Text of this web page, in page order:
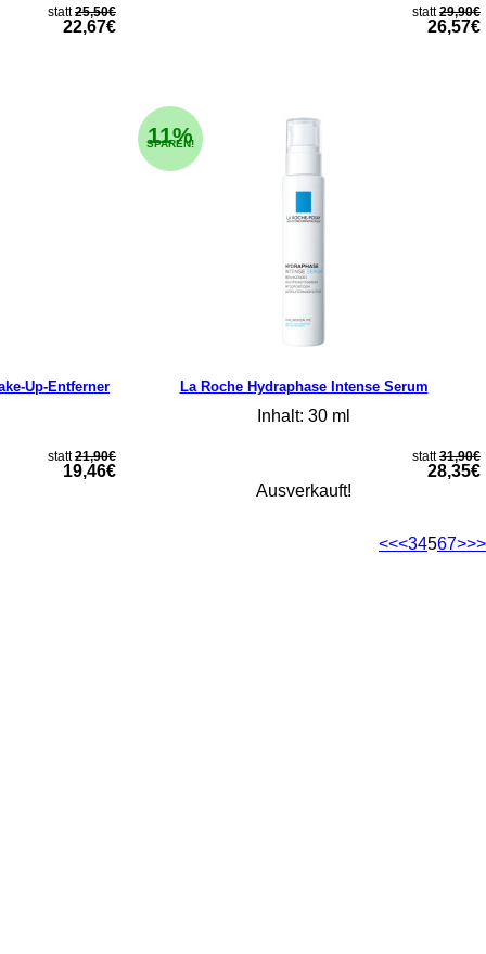
statt25,50€
22,67€
statt29,90€
26,57€
Up-Entferner
statt21,90€
19,46€
11%
SPAREN!
La Roche Hydraphase Intense Serum
Inhalt: 30 ml
statt31,90€
28,35€
Ausverkauft!
<<<34567>>>